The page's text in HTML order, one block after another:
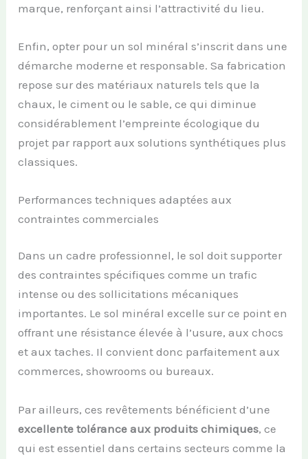
marque, renforçant ainsi l’attractivité du lieu.
Enfin, opter pour un sol minéral s’inscrit dans une
démarche moderne et responsable. Sa fabrication
repose sur des matériaux naturels tels que la
chaux, le ciment ou le sable, ce qui diminue
considérablement l’empreinte écologique du
projet par rapport aux solutions synthétiques plus
classiques.
Performances techniques adaptées aux
contraintes commerciales
Dans un cadre professionnel, le sol doit supporter
des contraintes spécifiques comme un trafic
intense ou des sollicitations mécaniques
importantes. Le sol minéral excelle sur ce point en
offrant une résistance élevée à l’usure, aux chocs
et aux taches. Il convient donc parfaitement aux
commerces, showrooms ou bureaux.
Par ailleurs, ces revêtements bénéficient d’une
excellente tolérance aux produits chimiques, ce
qui est essentiel dans certains secteurs comme la